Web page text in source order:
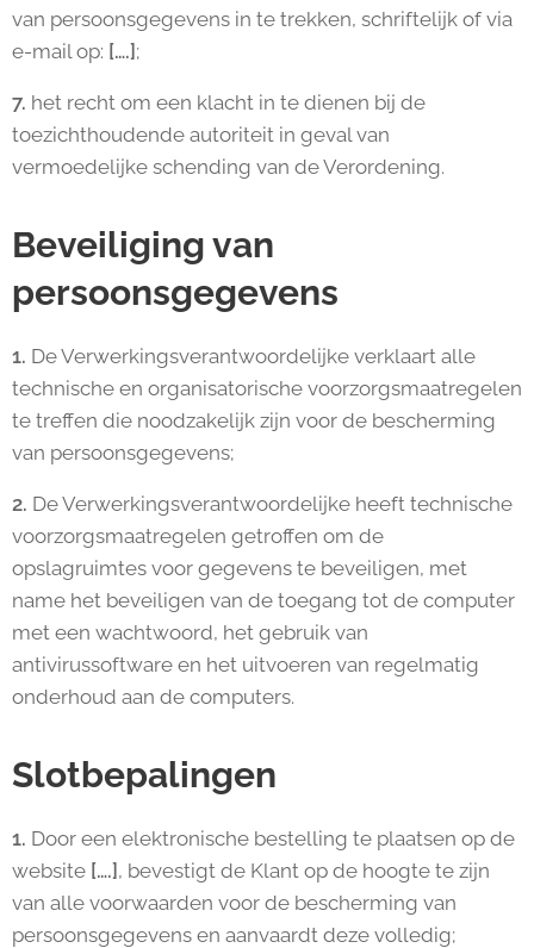
van persoonsgegevens in te trekken, schriftelijk of via
e-mail op: [….] ;
7. het recht om een klacht in te dienen bij de
toezichthoudende autoriteit in geval van
vermoedelijke schending van de Verordening.
Beveiliging van
persoonsgegevens
1. De Verwerkingsverantwoordelijke verklaart alle
technische en organisatorische voorzorgsmaatregelen
te treffen die noodzakelijk zijn voor de bescherming
van persoonsgegevens;
2. De Verwerkingsverantwoordelijke heeft technische
voorzorgsmaatregelen getroffen om de
opslagruimtes voor gegevens te beveiligen, met
name het beveiligen van de toegang tot de computer
met een wachtwoord, het gebruik van
antivirussoftware en het uitvoeren van regelmatig
onderhoud aan de computers.
Slotbepalingen
1. Door een elektronische bestelling te plaatsen op de
website [….] , bevestigt de Klant op de hoogte te zijn
van alle voorwaarden voor de bescherming van
persoonsgegevens en aanvaardt deze volledig;